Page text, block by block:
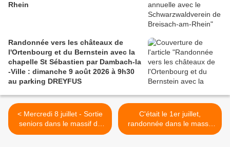
Rhein
Randonnée vers les châteaux de
l'Ortenbourg et du Bernstein avec la
chapelle St Sébastien par Dambach-la
-Ville : dimanche 9 août 2026 à 9h30
au parking DREYFUS
< Mercredi 8 juillet - Sortie
seniors dans le massif du
Brézouard
C'était le 1er juillet,
randonnée dans le massif
du Tanet >